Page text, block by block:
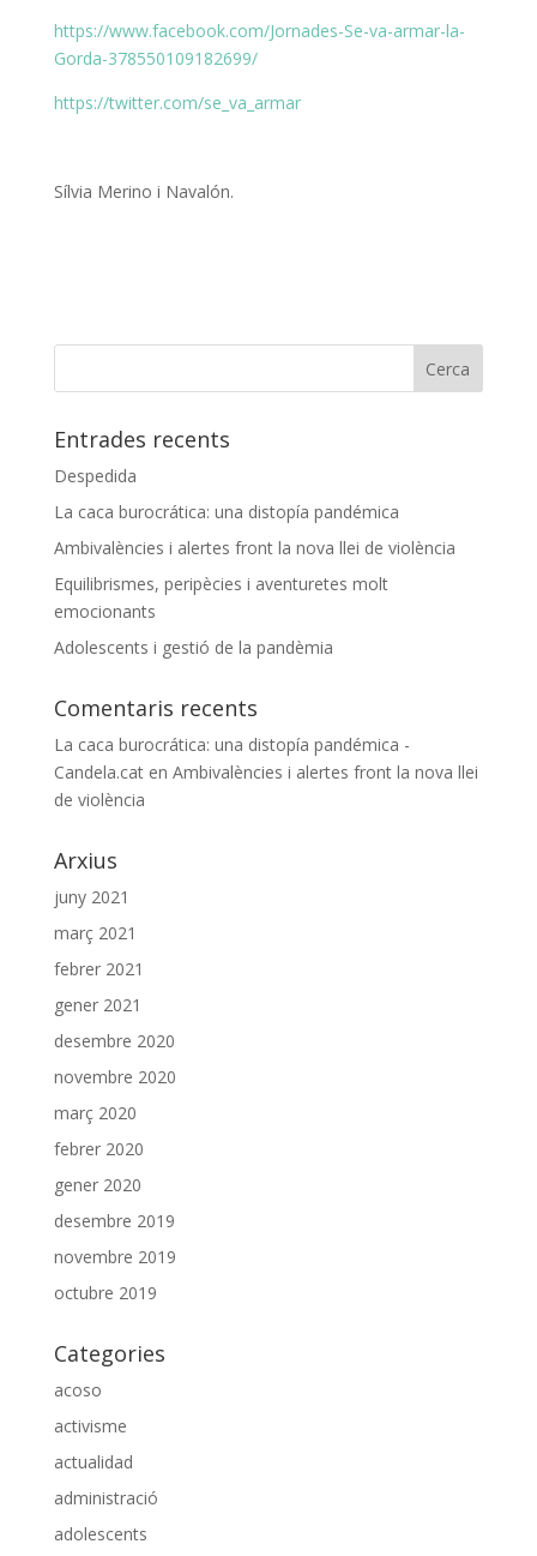
https://www.facebook.com/Jornades-Se-va-armar-la-
Gorda-378550109182699/
https://twitter.com/se_va_armar
Sílvia Merino i Navalón.
Entrades recents
Despedida
La caca burocrática: una distopía pandémica
Ambivalències i alertes front la nova llei de violència
Equilibrismes, peripècies i aventuretes molt
emocionants
Adolescents i gestió de la pandèmia
Comentaris recents
La caca burocrática: una distopía pandémica -
Candela.caten Ambivalències i alertes front la nova llei
de violència
Arxius
juny 2021
març 2021
febrer 2021
gener 2021
desembre 2020
novembre 2020
març 2020
febrer 2020
gener 2020
desembre 2019
novembre 2019
octubre 2019
Categories
acoso
activisme
actualidad
administració
adolescents